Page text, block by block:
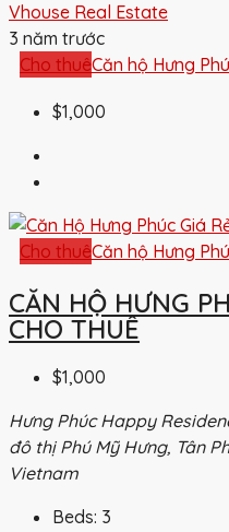
Vhouse Real Estate
3 năm trước
Cho thuêCăn hộ Hưng
$1,000
Cho thuêCăn hộ Hưng
CĂN HỘ HƯNG
CHO THUÊ
$1,000
Hưng Phúc Happy
đô thị Phú Mỹ Hưng, Tân
Vietnam
Beds: 3